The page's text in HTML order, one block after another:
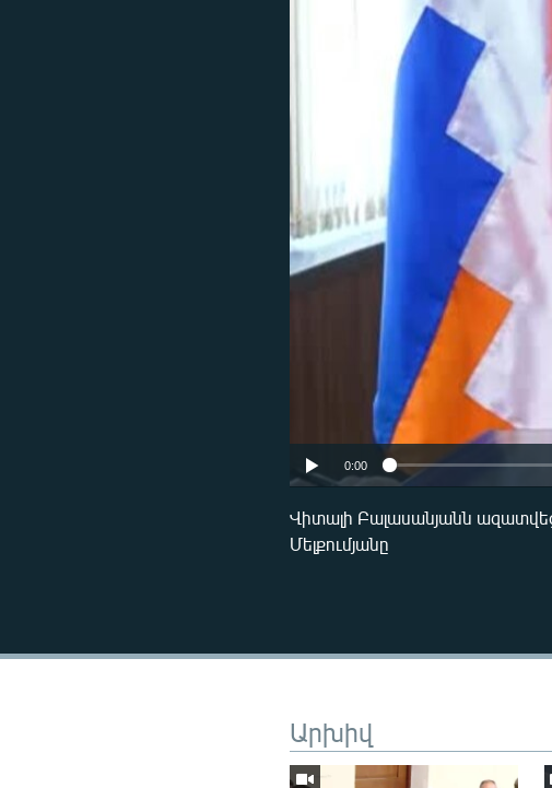
0:00
Վիտալի Բալասանյանն
Մելքումյանը
Արխիվ